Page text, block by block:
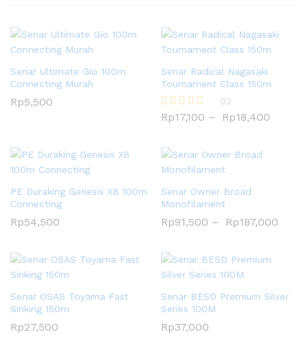
Senar Ultimate Gio 100m
Connecting Murah
Rp5,500
Senar Radical Nagasaki
Tournament Class 150m
Rated
02
Rp17,100 – Rp18,400
PE Duraking Genesis X8 100m
Connecting
Rp54,500
Senar Owner Broad
Monofilament
Rp91,500 – Rp187,000
Senar OSAS Toyama Fast
Sinking 150m
Rp27,500
Senar BESD Premium Silver
Series 100M
Rp37,000